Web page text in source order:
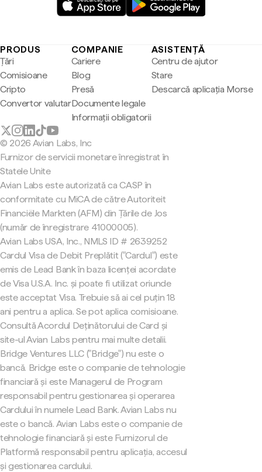
PRODUS
Țări
Comisioane
Cripto
Convertor valutar
COMPANIE
Cariere
Blog
Presă
Documente legale
Informații obligatorii
ASISTENȚĂ
Centru de ajutor
Stare
Descarcă aplicația Morse
© 2026 Avian Labs, Inc
Furnizor de servicii monetare înregistrat în
Statele Unite
Avian Labs este autorizată ca CASP în
conformitate cu MiCA de către Autoriteit
Financiële Markten (AFM) din Țările de Jos
(număr de înregistrare 41000005).
Avian Labs USA, Inc., NMLS ID # 2639252
Cardul Visa de Debit Preplătit ("Cardul") este
emis de Lead Bank în baza licenței acordate
de Visa U.S.A. Inc. și poate fi utilizat oriunde
este acceptat Visa. Trebuie să ai cel puțin 18
ani pentru a aplica. Se pot aplica comisioane.
Consultă Acordul Deținătorului de Card și
site-ul Avian Labs pentru mai multe detalii.
Bridge Ventures LLC ("Bridge") nu este o
bancă. Bridge este o companie de tehnologie
financiară și este Managerul de Program
responsabil pentru gestionarea și operarea
Cardului în numele Lead Bank. Avian Labs nu
este o bancă. Avian Labs este o companie de
tehnologie financiară și este Furnizorul de
Platformă responsabil pentru aplicația, accesul
și gestionarea cardului.